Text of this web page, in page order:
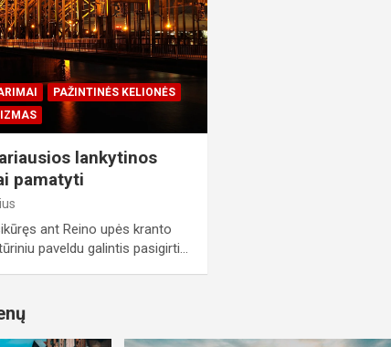
PAŽINTINĖS KELIONĖS
lankytinos
pamatyti
ant Reino upės kranto
paveldu galintis pasigirti…